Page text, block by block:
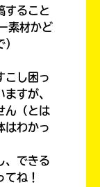
すること
素材かど
こし困っ
すが、
ん（とは
はわかっ
、できる
ね！